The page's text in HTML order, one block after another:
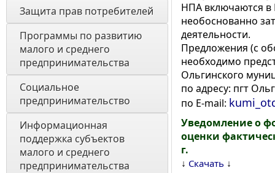
Защита прав потребителей
Программы по развитию
малого и среднего
предпринимательства
Социальное
предпринимательство
Информационная
поддержка субъектов
малого и среднего
предпринимательства
НПА включаются
необоснованно
деятельности.
Предложения (с
необходимо
Ольгинского
по адресу: пгт
по E-mail:
Уведомление о
оценки
г.
↓ Скачать ↓